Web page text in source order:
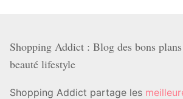
Shopping Addict : Blog des bons
beauté lifestyle
Shopping Addict partage les